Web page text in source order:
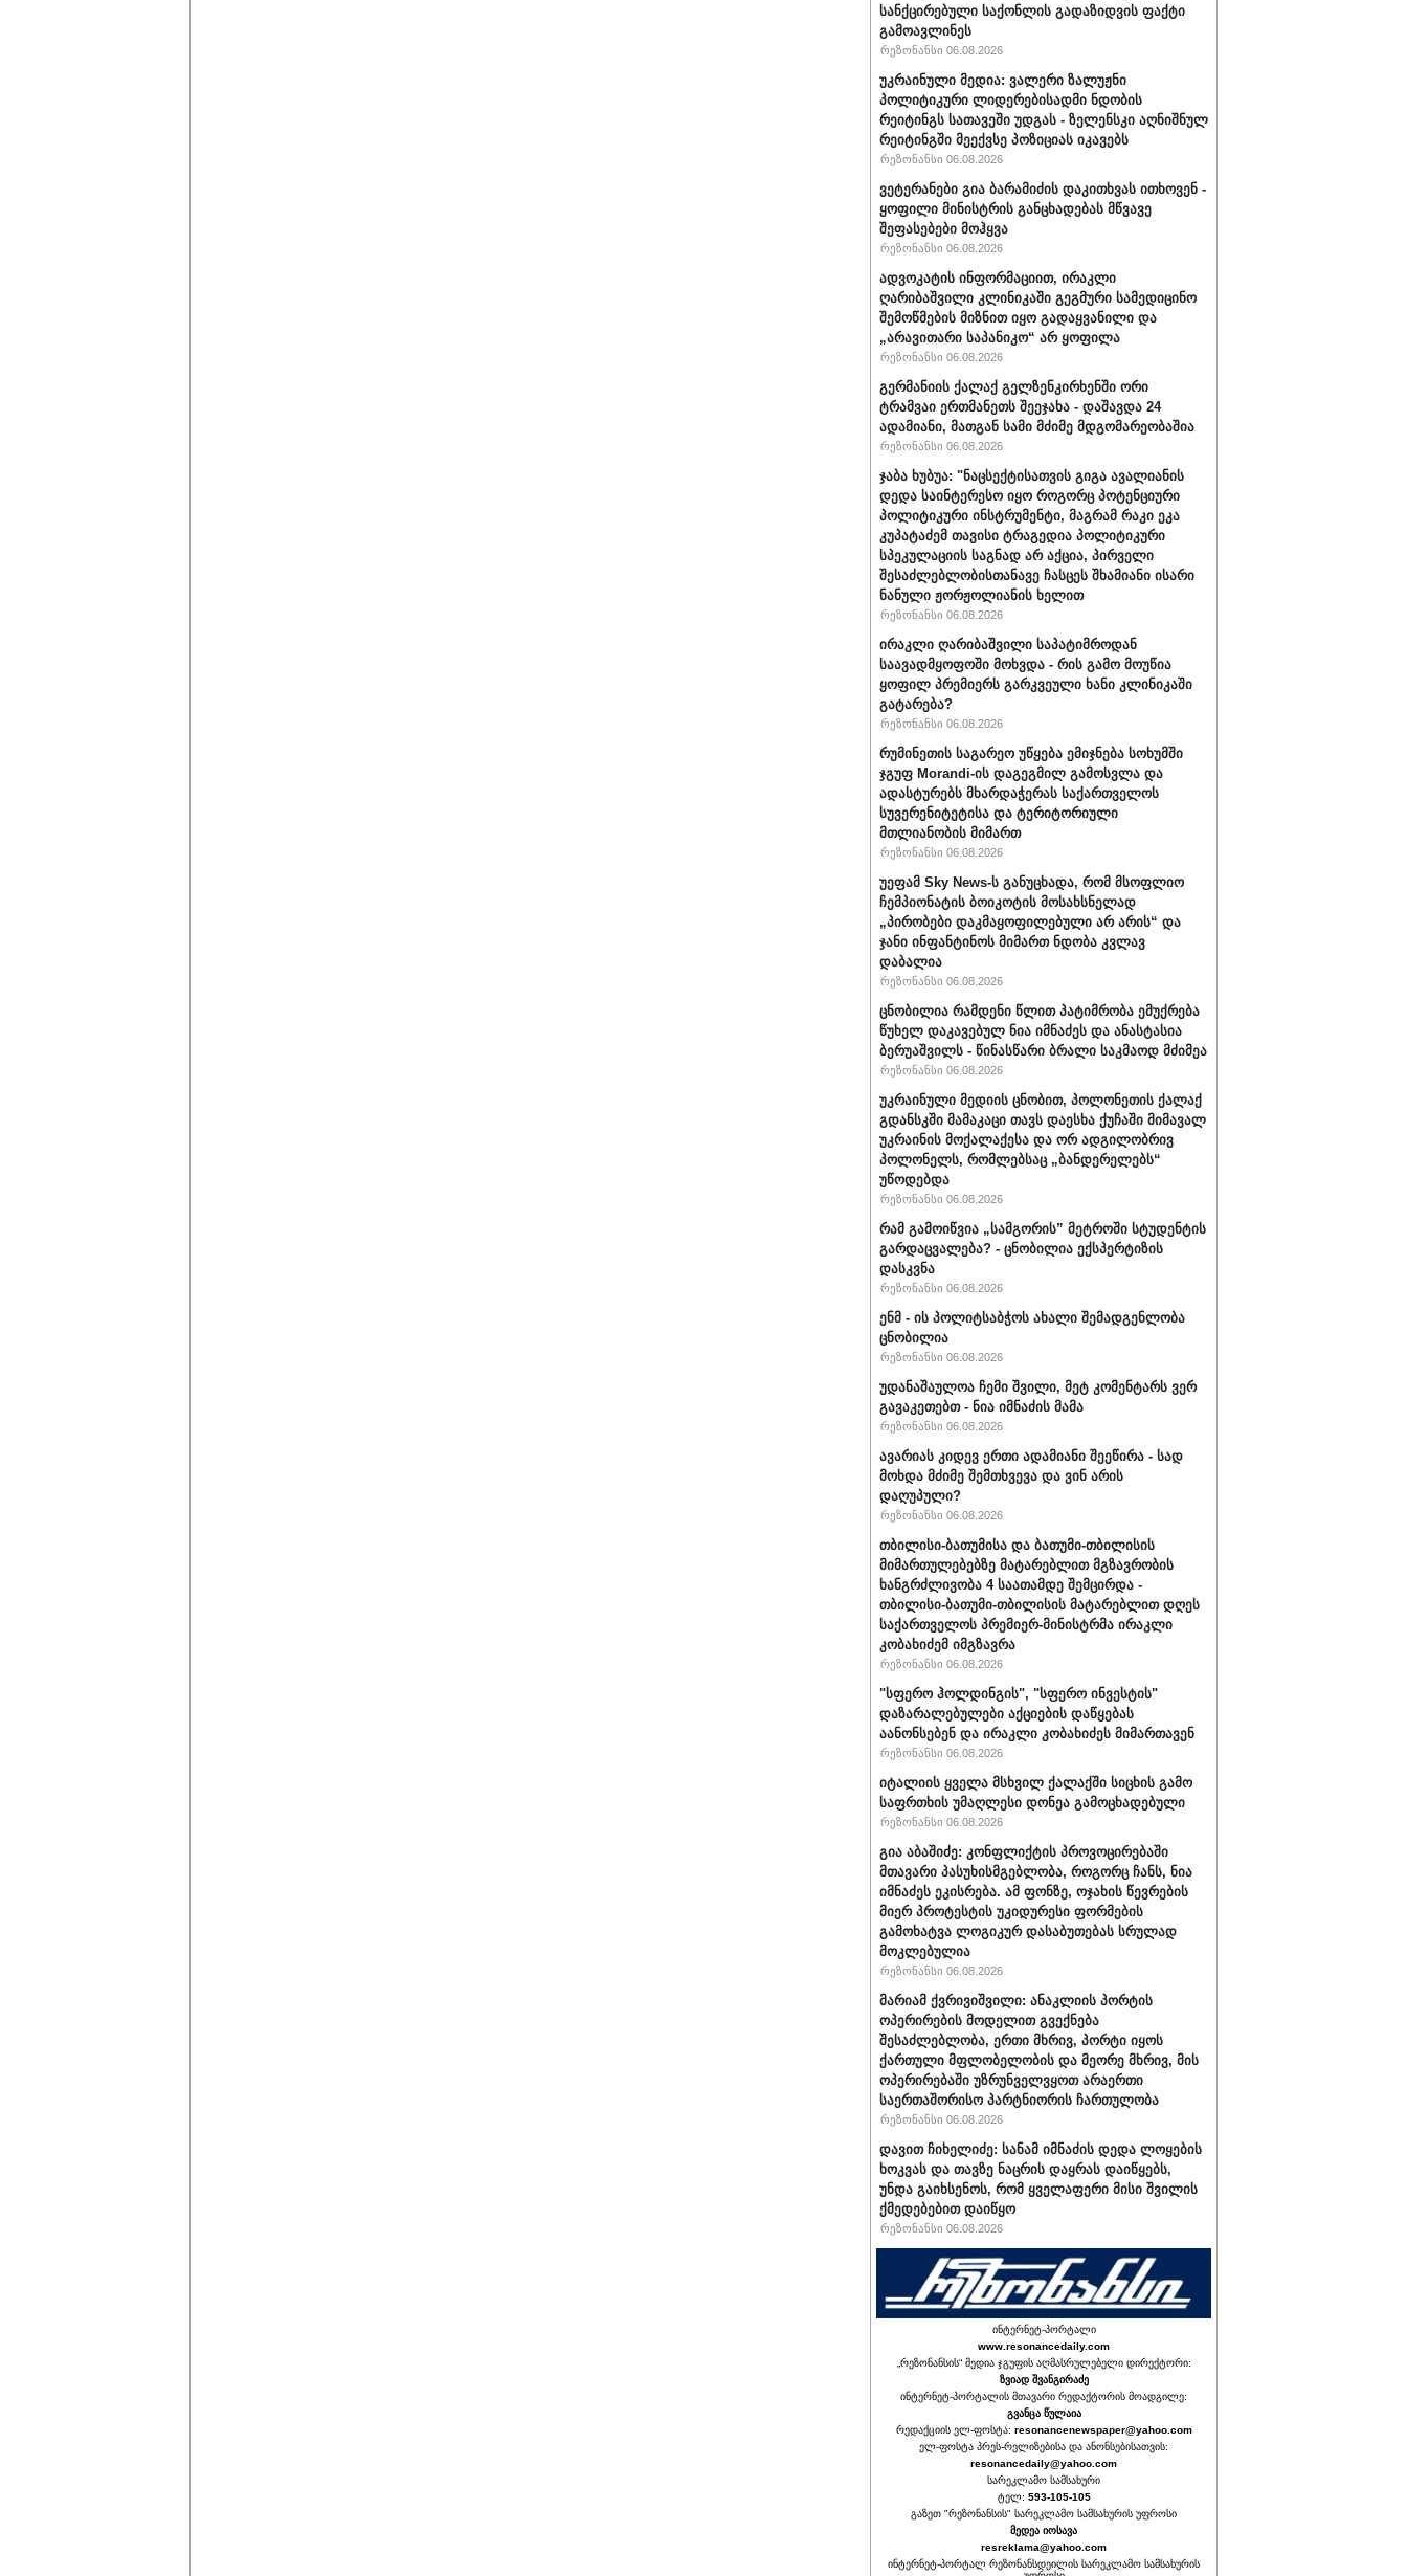
სანქცირებული საქონლის გადაზიდვის ფაქტი
გამოავლინეს
რეზონანსი 06.08.2026
უკრაინული მედია: ვალერი ზალუჟნი
პოლიტიკური ლიდერებისადმი ნდობის
რეიტინგს სათავეში უდგას - ზელენსკი აღნიშნულ
რეიტინგში მეექვსე პოზიციას იკავებს
რეზონანსი 06.08.2026
ვეტერანები გია ბარამიძის დაკითხვას ითხოვენ -
ყოფილი მინისტრის განცხადებას მწვავე
შეფასებები მოჰყვა
რეზონანსი 06.08.2026
ადვოკატის ინფორმაციით, ირაკლი
ღარიბაშვილი კლინიკაში გეგმური სამედიცინო
შემოწმების მიზნით იყო გადაყვანილი და
„არავითარი საპანიკო“ არ ყოფილა
რეზონანსი 06.08.2026
გერმანიის ქალაქ გელზენკირხენში ორი
ტრამვაი ერთმანეთს შეეჯახა - დაშავდა 24
ადამიანი, მათგან სამი მძიმე მდგომარეობაშია
რეზონანსი 06.08.2026
ჯაბა ხუბუა: "ნაცსექტისათვის გიგა ავალიანის
დედა საინტერესო იყო როგორც პოტენციური
პოლიტიკური ინსტრუმენტი, მაგრამ რაკი ეკა
კუპატაძემ თავისი ტრაგედია პოლიტიკური
სპეკულაციის საგნად არ აქცია, პირველი
შესაძლებლობისთანავე ჩასცეს შხამიანი ისარი
ნანული ჟორჟოლიანის ხელით
რეზონანსი 06.08.2026
ირაკლი ღარიბაშვილი საპატიმროდან
საავადმყოფოში მოხვდა - რის გამო მოუწია
ყოფილ პრემიერს გარკვეული ხანი კლინიკაში
გატარება?
რეზონანსი 06.08.2026
რუმინეთის საგარეო უწყება ემიჯნება სოხუმში
ჯგუფ Morandi-ის დაგეგმილ გამოსვლა და
ადასტურებს მხარდაჭერას საქართველოს
სუვერენიტეტისა და ტერიტორიული
მთლიანობის მიმართ
რეზონანსი 06.08.2026
უეფამ Sky News-ს განუცხადა, რომ მსოფლიო
ჩემპიონატის ბოიკოტის მოსახსნელად
„პირობები დაკმაყოფილებული არ არის“ და
ჯანი ინფანტინოს მიმართ ნდობა კვლავ
დაბალია
რეზონანსი 06.08.2026
ცნობილია რამდენი წლით პატიმრობა ემუქრება
წუხელ დაკავებულ ნია იმნაძეს და ანასტასია
ბერუაშვილს - წინასწარი ბრალი საკმაოდ მძიმეა
რეზონანსი 06.08.2026
უკრაინული მედიის ცნობით, პოლონეთის ქალაქ
გდანსკში მამაკაცი თავს დაესხა ქუჩაში მიმავალ
უკრაინის მოქალაქესა და ორ ადგილობრივ
პოლონელს, რომლებსაც „ბანდერელებს“
უწოდებდა
რეზონანსი 06.08.2026
რამ გამოიწვია „სამგორის” მეტროში სტუდენტის
გარდაცვალება? - ცნობილია ექსპერტიზის
დასკვნა
რეზონანსი 06.08.2026
ენმ - ის პოლიტსაბჭოს ახალი შემადგენლობა
ცნობილია
რეზონანსი 06.08.2026
უდანაშაულოა ჩემი შვილი, მეტ კომენტარს ვერ
გავაკეთებთ - ნია იმნაძის მამა
რეზონანსი 06.08.2026
ავარიას კიდევ ერთი ადამიანი შეეწირა - სად
მოხდა მძიმე შემთხვევა და ვინ არის
დაღუპული?
რეზონანსი 06.08.2026
თბილისი-ბათუმისა და ბათუმი-თბილისის
მიმართულებებზე მატარებლით მგზავრობის
ხანგრძლივობა 4 საათამდე შემცირდა -
თბილისი-ბათუმი-თბილისის მატარებლით დღეს
საქართველოს პრემიერ-მინისტრმა ირაკლი
კობახიძემ იმგზავრა
რეზონანსი 06.08.2026
"სფერო ჰოლდინგის", "სფერო ინვესტის"
დაზარალებულები აქციების დაწყებას
აანონსებენ და ირაკლი კობახიძეს მიმართავენ
რეზონანსი 06.08.2026
იტალიის ყველა მსხვილ ქალაქში სიცხის გამო
საფრთხის უმაღლესი დონეა გამოცხადებული
რეზონანსი 06.08.2026
გია აბაშიძე: კონფლიქტის პროვოცირებაში
მთავარი პასუხისმგებლობა, როგორც ჩანს, ნია
იმნაძეს ეკისრება. ამ ფონზე, ოჯახის წევრების
მიერ პროტესტის უკიდურესი ფორმების
გამოხატვა ლოგიკურ დასაბუთებას სრულად
მოკლებულია
რეზონანსი 06.08.2026
მარიამ ქვრივიშვილი: ანაკლიის პორტის
ოპერირების მოდელით გვექნება
შესაძლებლობა, ერთი მხრივ, პორტი იყოს
ქართული მფლობელობის და მეორე მხრივ, მის
ოპერირებაში უზრუნველვყოთ არაერთი
საერთაშორისო პარტნიორის ჩართულობა
რეზონანსი 06.08.2026
დავით ჩიხელიძე: სანამ იმნაძის დედა ლოყების
ხოკვას და თავზე ნაცრის დაყრას დაიწყებს,
უნდა გაიხსენოს, რომ ყველაფერი მისი შვილის
ქმედებებით დაიწყო
რეზონანსი 06.08.2026
ინტერნეტ-პორტალი
www.resonancedaily.com
„რეზონანსის“ მედია ჯგუფის აღმასრულებელი დირექტორი:
ზვიად შვანგირაძე
ინტერნეტ-პორტალის მთავარი რედაქტორის მოადგილე:
გვანცა წულაია
რედაქციის ელ-ფოსტა: resonancenewspaper@yahoo.com
ელ-ფოსტა პრეს-რელიზებისა და ანონსებისათვის:
resonancedaily@yahoo.com
სარეკლამო სამსახური
ტელ: 593-105-105
გაზეთ "რეზონანსის" სარეკლამო სამსახურის უფროსი
მედეა იოსავა
resreklama@yahoo.com
ინტერნეტ-პორტალ რეზონანსდეილის სარეკლამო სამსახურის